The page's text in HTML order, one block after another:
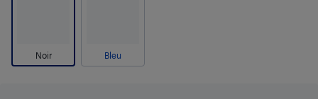
Noir Bleu